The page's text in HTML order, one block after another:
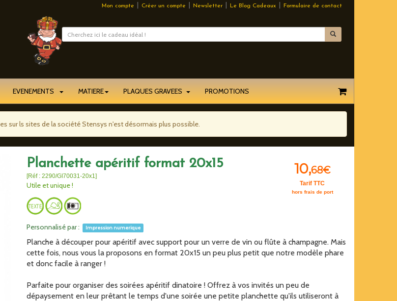
Mon compte | Créer un compte | Newsletter | Le Blog Cadeaux | Formulaire de contact
EVENEMENTS MATIERE PLAQUES GRAVEES PROMOTIONS
sur ls sites de la société Stensys n'est désormais plus possible.
Planchette apéritif format 20x15
[Réf : 2290/GI70031-20x1]
Utile et unique !
10,68€
Tarif TTC
hors frais de port
Personnalisé par : Impression numerique
Planche à découper pour apéritif avec support pour un verre de vin ou flûte à champagne. Mais
cette fois, nous vous la proposons en format 20x15 un peu plus petit que notre modèle phare
et donc facile à ranger !
Parfaite pour organiser des soirées apéritif dinatoire ! Offrez à vos invités un peu de
dépaysement en leur prêtant le temps d'une soirée une petite planchette qu'ils utiliseront à